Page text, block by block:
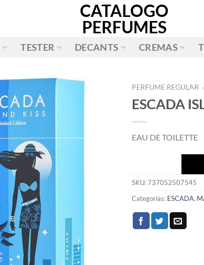
CATALOGO
PERFUMES
TESTER DECANTS CREMAS
LISTA
PERFUME REGULAR
ESCADA
EAU DE TOILETTE
SKU:737052507545
Categorías: ESCADA,